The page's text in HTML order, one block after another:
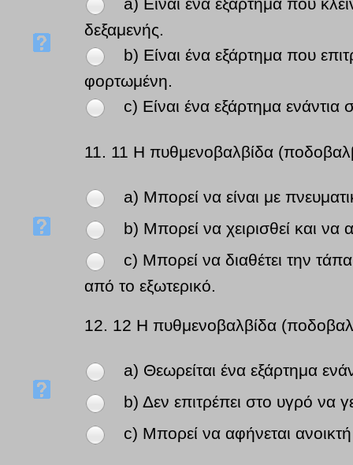
a) Είναι ένα εξάρτημα που
δεξαμενής.
b) Είναι ένα εξάρτημα που
φορτωμένη.
c) Είναι ένα εξάρτημα ενάντια
11. 11 Η πυθμενοβαλβίδα
a) Μπορεί να είναι με
b) Μπορεί να χειρισθεί και
c) Μπορεί να διαθέτει την
από το εξωτερικό.
12. 12 Η πυθμενοβαλβίδα
a) Θεωρείται ένα εξάρτημα
b) Δεν επιτρέπει στο υγρό να
c) Μπορεί να αφήνεται